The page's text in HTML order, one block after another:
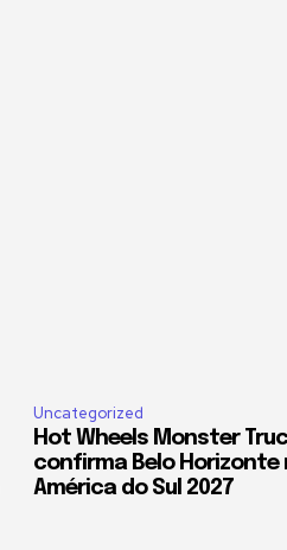
Uncategorized
Hot Wheels Monster
confirma Belo Horizonte
América do Sul 2027